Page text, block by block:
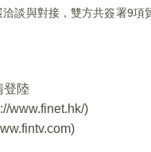
談與對接，雙方共簽署9項
登陸
www.finet.hk/)
)